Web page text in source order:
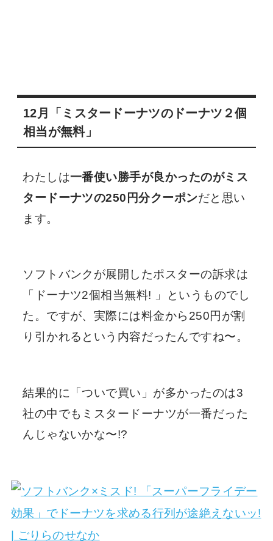
12月「ミスタードーナツのドーナツ２個
相当が無料」
わたしは一番使い勝手が良かったのがミス
タードーナツの250円分クーポンだと思い
ます。
ソフトバンクが展開したポスターの訴求は
「ドーナツ2個相当無料! 」というものでし
た。ですが、実際には料金から250円が割
り引かれるという内容だったんですね〜。
結果的に「ついで買い」が多かったのは3
社の中でもミスタードーナツが一番だった
んじゃないかな〜!?